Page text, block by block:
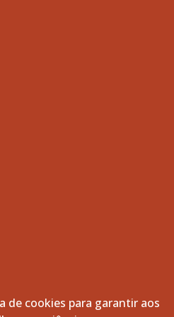
de cookies para garantir aos